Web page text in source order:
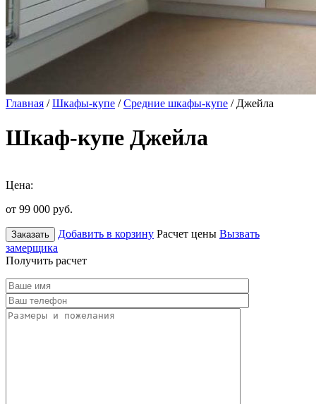
Главная /Шкафы-купе /Средние шкафы-купе / Джейла
Шкаф-купе Джейла
Цена:
от 99 000 руб.
Заказать Добавить в корзину Расчет цены Вызвать
замерщика
Получить расчет